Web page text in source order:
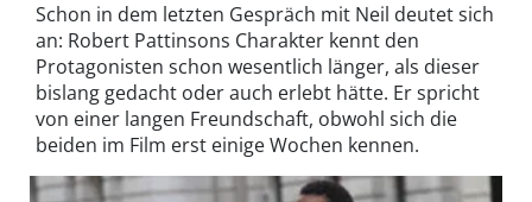
Schon in dem letzten Gespräch mit Neil deutet sich
an: Robert Pattinsons Charakter kennt den
Protagonisten schon wesentlich länger, als dieser
bislang gedacht oder auch erlebt hätte. Er spricht
von einer langen Freundschaft, obwohl sich die
beiden im Film erst einige Wochen kennen.